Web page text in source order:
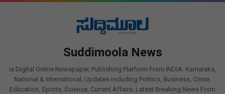
Suddimoola News
is Digital Online Newspaper, Publishing Platform From INDIA. Karnataka,
National & International, Updates including Politics, Business, Crime,
Education, Sports, Science, Current Affairs. Latest Breaking News From